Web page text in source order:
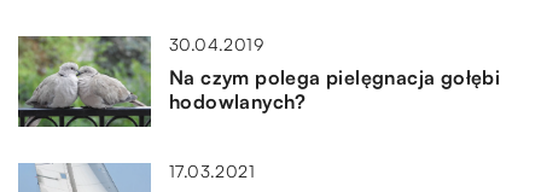
30.04.2019
Na czym polega pielęgnacja gołębi
hodowlanych?
17.03.2021